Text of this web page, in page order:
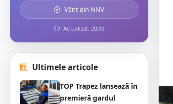
Vânt din NNV
Actualizat: 20:00
Ultimele articole
TOP Trapez lansează în
premieră gardul